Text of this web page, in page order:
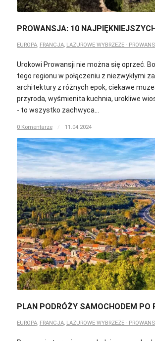
PROWANSJA: 10
EUROPA, FRANCJA, LAZUROWE WYBRZEŻE -
Urokowi Prowansji nie można się oprzeć.
tego regionu w połączeniu z niezwykłymi
architektury z różnych epok, ciekawe
przyroda, wyśmienita kuchnia, urokliwe
- to wszystko zachwyca…
0 Komentarze / 11.04.2024
PLAN PODRÓŻY SAMOCHODEM PO
EUROPA, FRANCJA, LAZUROWE WYBRZEŻE -